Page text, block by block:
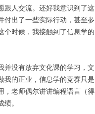
跟人交流。还好我意识到了这
付出了一些实际行动，甚至参
个时候，我接触到了信息学的
并没有放弃文化课的学习，文
我的正业，信息学的竞赛只是
，老师偶尔讲讲编程语言（得
。